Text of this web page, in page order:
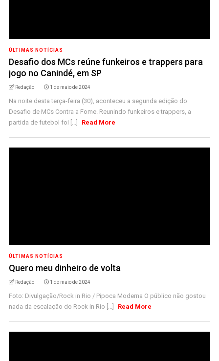
ÚLTIMAS NOTÍCIAS
Desafio dos MCs reúne funkeiros e trappers para
jogo no Canindé, em SP
Redação 1 de maio de 2024
Na noite desta terça-feira (30), aconteceu a segunda edição do
Desafio de MCs Contra a Fome. Reunindo funkeiros e trappers, a
partida de futebol foi [...]
Read More
ÚLTIMAS NOTÍCIAS
Quero meu dinheiro de volta
Redação 1 de maio de 2024
Foto: Divulgação/Rock in Rio / Pipoca Moderna O público não gostou
nada da escalação do Rock in Rio [...]
Read More